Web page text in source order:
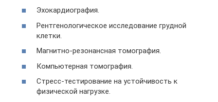
Эхокардиография.
Рентгенологическое исследование грудной
клетки.
Магнитно-резонансная томография.
Компьютерная томография.
Стресс-тестирование на устойчивость к
физической нагрузке.